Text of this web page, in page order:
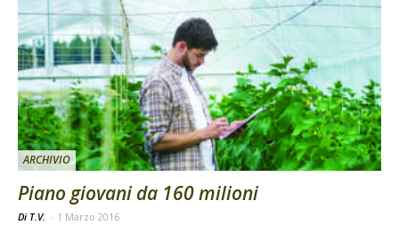
ARCHIVIO
Piano giovani da 160 milioni
Di T.V. - 1 Marzo 2016